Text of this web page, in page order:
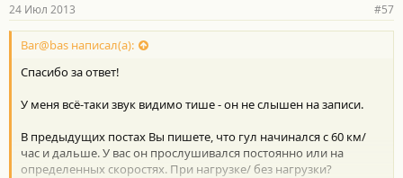
н
о
с
и
24 Июл 2013 #57
Bar@bas написал(а):
Спасибо за ответ!
У меня всё-таки звук видимо тише - он не слышен на записи.
В предыдущих постах Вы пишете, что гул начинался с 60 км/
час и дальше. У вас он прослушивался постоянно или на
определенных скоростях. При нагрузке/ без нагрузки?